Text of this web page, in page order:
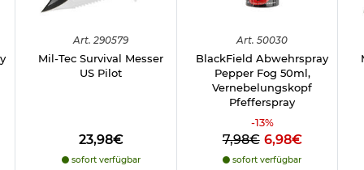
Art. 290579
Mil-Tec Survival Messer
US Pilot
23,98€
sofort verfügbar
Art. 50030
BlackField Abwehrspray
Pepper Fog 50ml,
Vernebelungskopf
Pfefferspray
-13%
7,98€ 6,98€
sofort verfügbar